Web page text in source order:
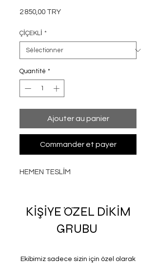
2 850,00 TRYPrix
ÇİÇEKLİ *
Quantité *
Ajouter au panier
Commander et payer
HEMEN TESLİM
KİŞİYE ÖZEL DİKİM
GRUBU
Ekibimiz sadece sizin için özel olarak